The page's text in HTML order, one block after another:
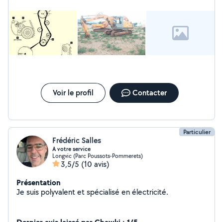
Voir le profil Contacter
Particulier
Frédéric Salles
A votre service
Longvic (Parc Poussots-Pommerets)
3,5/5 (10 avis)
Présentation
Je suis polyvalent et spécialisé en électricité.